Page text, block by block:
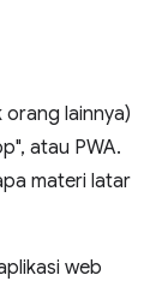
lainnya)
atau PWA.
materi latar
web